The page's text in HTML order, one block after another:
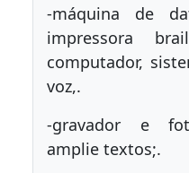
-máquina de
impressora
computador,
voz,.
-gravador e
amplie textos;.